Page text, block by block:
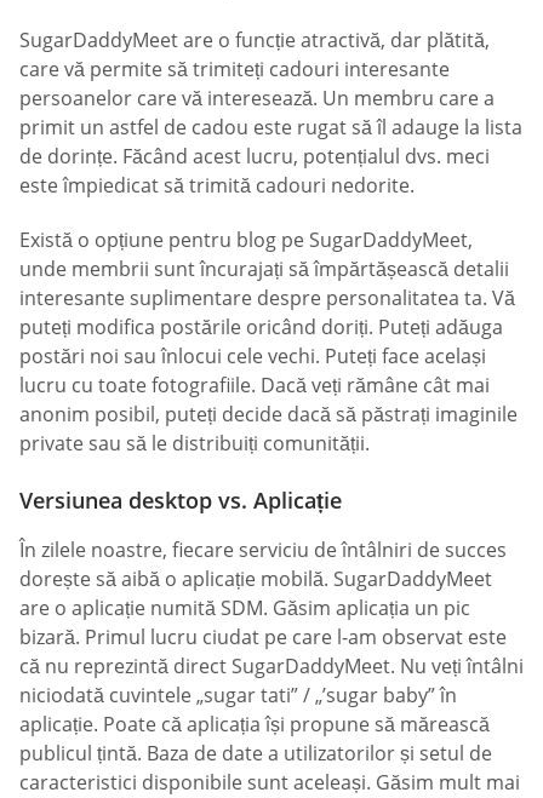
SugarDaddyMeet are o funcție atractivă, dar plătită,
care vă permite să trimiteți cadouri interesante
persoanelor care vă interesează. Un membru care a
primit un astfel de cadou este rugat să îl adauge la lista
de dorințe. Făcând acest lucru, potențialul dvs. meci
este împiedicat să trimită cadouri nedorite.
Există o opțiune pentru blog pe SugarDaddyMeet,
unde membrii sunt încurajați să împărtășească detalii
interesante suplimentare despre personalitatea ta. Vă
puteți modifica postările oricând doriți. Puteți adăuga
postări noi sau înlocui cele vechi. Puteți face același
lucru cu toate fotografiile. Dacă veți rămâne cât mai
anonim posibil, puteți decide dacă să păstrați imaginile
private sau să le distribuiți comunității.
Versiunea desktop vs. Aplicație
În zilele noastre, fiecare serviciu de întâlniri de succes
dorește să aibă o aplicație mobilă. SugarDaddyMeet
are o aplicație numită SDM. Găsim aplicația un pic
bizară. Primul lucru ciudat pe care l-am observat este
că nu reprezintă direct SugarDaddyMeet. Nu veți întâlni
niciodată cuvintele „sugar tati” / „’sugar baby” în
aplicație. Poate că aplicația își propune să mărească
publicul țintă. Baza de date a utilizatorilor și setul de
caracteristici disponibile sunt aceleași. Găsim mult mai